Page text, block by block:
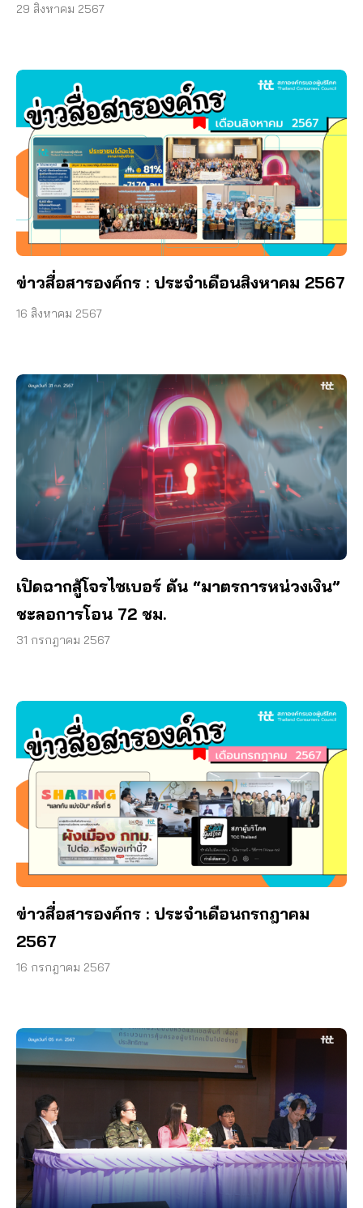
29 สิงหาคม 2567
ข่าวสื่อสารองค์กร : ประจำเดือนสิงหาคม 2567
16 สิงหาคม 2567
เปิดฉากสู้โจรไซเบอร์ ดัน “มาตรการหน่วงเงิน”
ชะลอการโอน 72 ชม.
31 กรกฎาคม 2567
ข่าวสื่อสารองค์กร : ประจำเดือนกรกฎาคม
2567
16 กรกฎาคม 2567